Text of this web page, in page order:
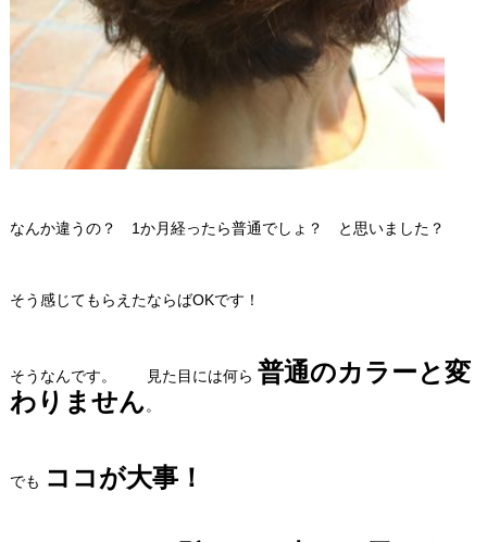
なんか違うの？ 1か月経ったら普通でしょ？ と思いました？
そう感じてもらえたならばOKです！
そうなんです。 見た目には何ら 普通のカラーと変
わりません。
でも ココが大事！